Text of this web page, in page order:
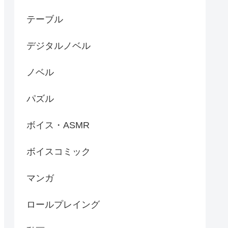
テーブル
デジタルノベル
ノベル
パズル
ボイス・ASMR
ボイスコミック
マンガ
ロールプレイング